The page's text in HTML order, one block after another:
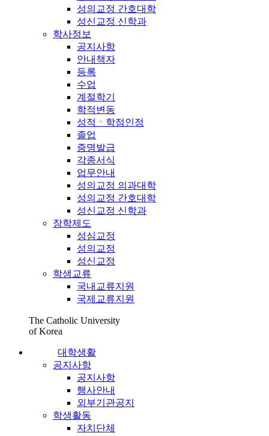
성의교정 간호대학
성신교정 신학과
학사정보
공지사항
안내책자
등록
수업
계절학기
학적변동
성적ㆍ학점인정
졸업
증명발급
각종서식
업무안내
성의교정 의과대학
성의교정 간호대학
성신교정 신학과
장학제도
성심교정
성의교정
성신교정
학생교류
국내교류지원
국제교류지원
The Catholic University
of Korea
대학생활
공지사항
공지사항
행사안내
외부기관공지
학생활동
자치단체